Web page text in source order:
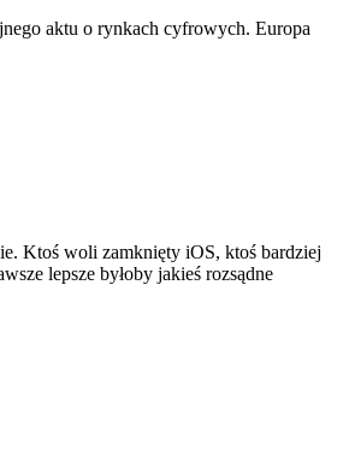
aktu o rynkach cyfrowych. Europa
Ktoś woli zamknięty iOS, ktoś bardziej
lepsze byłoby jakieś rozsądne